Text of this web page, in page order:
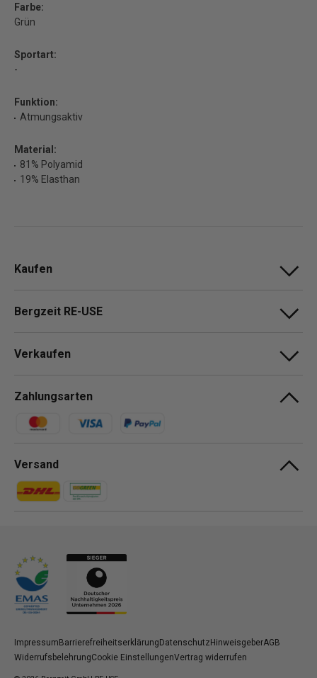
Farbe:
Grün
Sportart:
-
Funktion:
Atmungsaktiv
Material:
81% Polyamid
19% Elasthan
Kaufen
Bergzeit RE-USE
Verkaufen
Zahlungsarten
Zahlungsmethoden
Versand
Zahlungsmethoden
Zahlungsmethoden
ImpressumBarrierefreiheitserklärungDatenschutzHinweisgeberAGB
WiderrufsbelehrungCookie EinstellungenVertrag widerrufen